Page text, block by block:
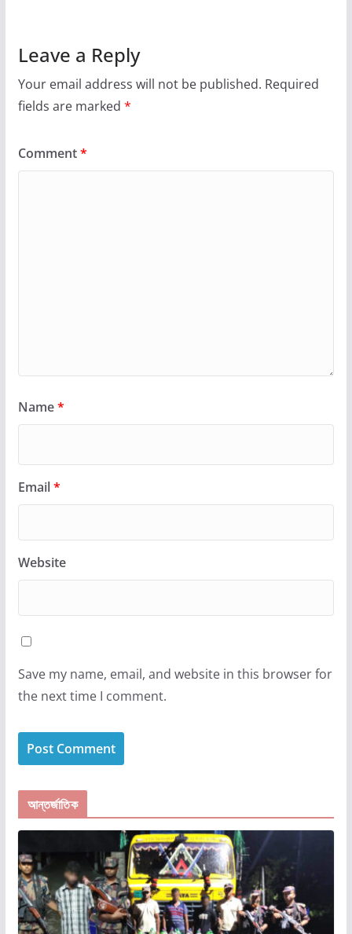
Leave a Reply
Your email address will not be published. Required
fields are marked *
Comment*
Name*
Email*
Website
Save my name, email, and website in this browser for
the next time I comment.
আন্তর্জাতিক